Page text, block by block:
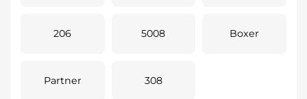
206 5008 Boxer
Partner 308